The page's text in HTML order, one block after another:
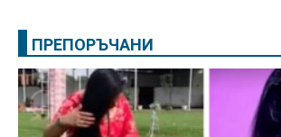
ПРЕПОРЪЧАНИ